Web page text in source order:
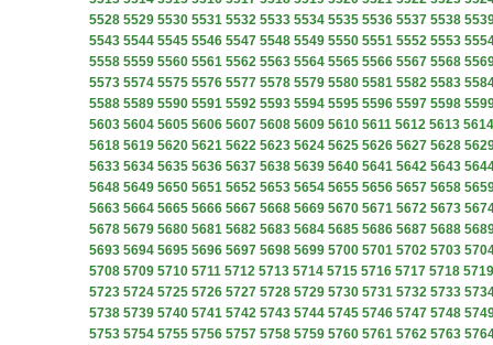
5528 5529 5530 5531 5532 5533 5534 5535 5536 5537 5538
5543 5544 5545 5546 5547 5548 5549 5550 5551 5552 5553
5558 5559 5560 5561 5562 5563 5564 5565 5566 5567 5568
5573 5574 5575 5576 5577 5578 5579 5580 5581 5582 5583
5588 5589 5590 5591 5592 5593 5594 5595 5596 5597 5598
5603 5604 5605 5606 5607 5608 5609 5610 5611 5612 5613 5614
5618 5619 5620 5621 5622 5623 5624 5625 5626 5627 5628
5633 5634 5635 5636 5637 5638 5639 5640 5641 5642 5643
5648 5649 5650 5651 5652 5653 5654 5655 5656 5657 5658
5663 5664 5665 5666 5667 5668 5669 5670 5671 5672 5673
5678 5679 5680 5681 5682 5683 5684 5685 5686 5687 5688
5693 5694 5695 5696 5697 5698 5699 5700 5701 5702 5703
5708 5709 5710 5711 5712 5713 5714 5715 5716 5717 5718 5719
5723 5724 5725 5726 5727 5728 5729 5730 5731 5732 5733
5738 5739 5740 5741 5742 5743 5744 5745 5746 5747 5748
5753 5754 5755 5756 5757 5758 5759 5760 5761 5762 5763